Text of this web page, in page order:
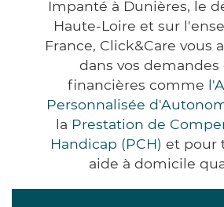
Impanté à Dunières, le
Haute-Loire et sur
France, Click&Care vous
dans vos demandes
financières comme
Personnalisée
la Prestation de
Handicap (PCH) et pour
aide à domicile